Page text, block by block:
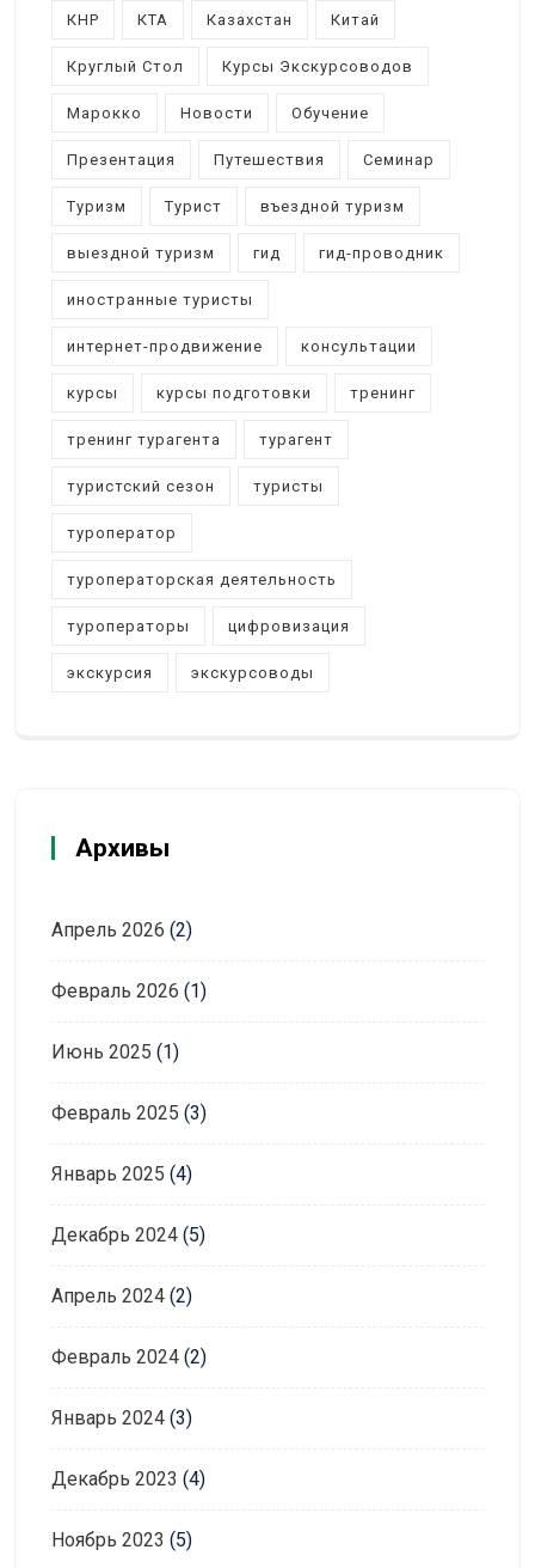
КНР КТА Казахстан Китай
Круглый Стол Курсы Экскурсоводов
Марокко Новости Обучение
Презентация Путешествия Семинар
Туризм Турист въездной туризм
выездной туризм гид гид-проводник
иностранные туристы
интернет-продвижение консультации
курсы курсы подготовки тренинг
тренинг турагента турагент
туристский сезон туристы
туроператор
туроператорская деятельность
туроператоры цифровизация
экскурсия экскурсоводы
Архивы
Апрель 2026 (2)
Февраль 2026 (1)
Июнь 2025 (1)
Февраль 2025 (3)
Январь 2025 (4)
Декабрь 2024 (5)
Апрель 2024 (2)
Февраль 2024 (2)
Январь 2024 (3)
Декабрь 2023 (4)
Ноябрь 2023 (5)